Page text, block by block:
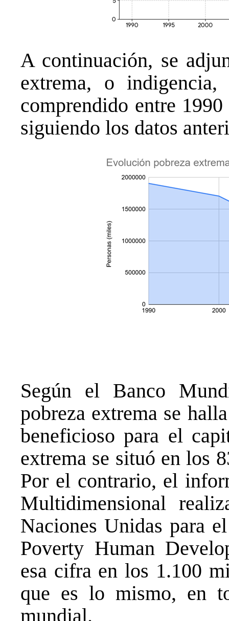
A continuación, se
extrema, o
comprendido entre
siguiendo los datos
Según el Banco
pobreza extrema se
beneficioso para el
extrema se situó en los
Por el contrario, el
Multidimensional
Naciones Unidas para
Poverty Human
esa cifra en los 1.100
que es lo mismo, en
mundial.